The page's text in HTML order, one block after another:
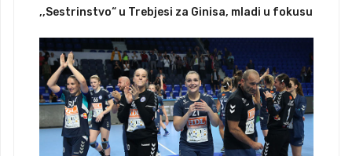
,,Sestrinstvo“ u Trebjesi za Ginisa, mladi u fokusu